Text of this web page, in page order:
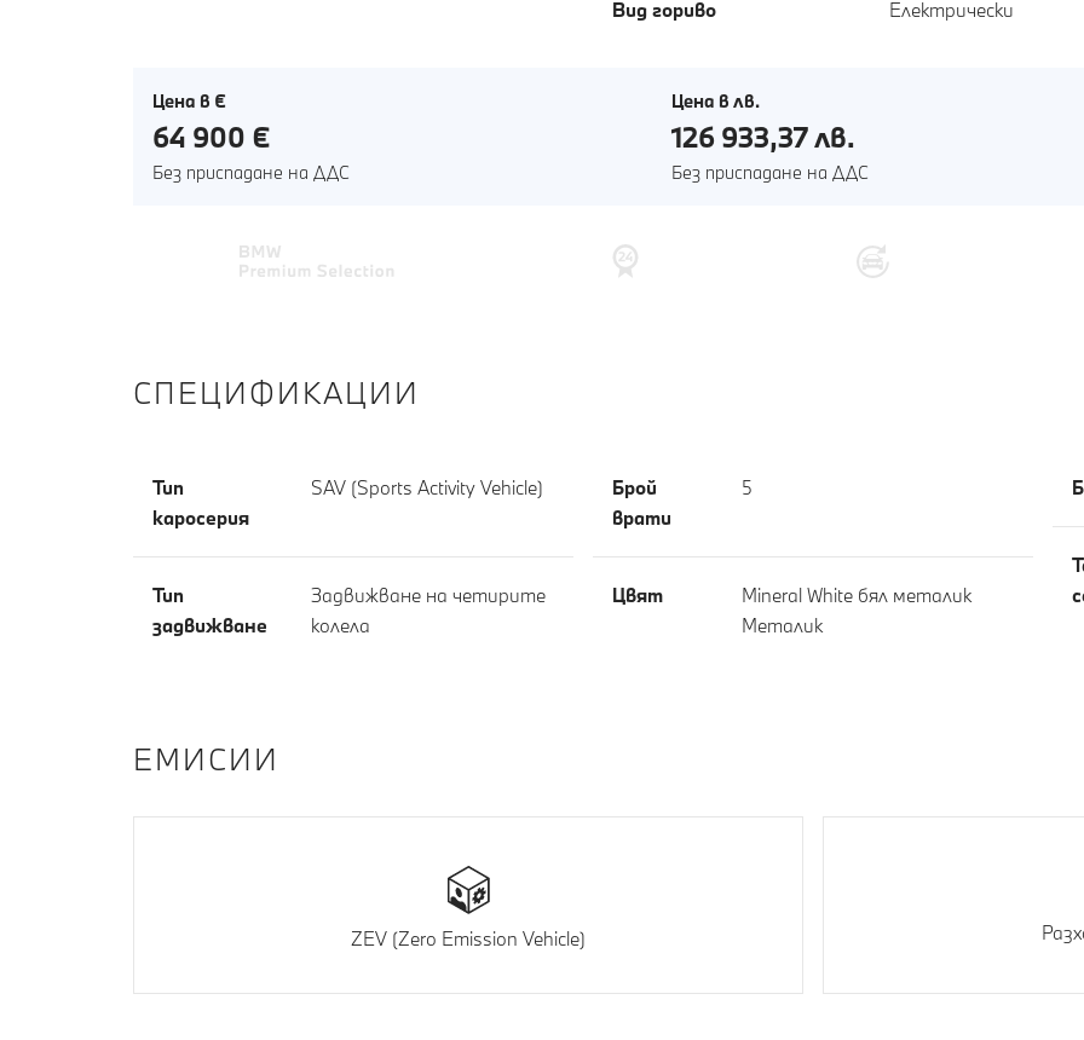
Вид гориво Електрически
Цена в €
64 900 €
Без приспадане на ДДС
Цена в лв.
126 933,37 лв.
Без приспадане на ДДС
СПЕЦИФИКАЦИИ
Тип
каросерия
SAV (Sports Activity Vehicle)
Тип
задвижване
Задвижване на четирите
колела
Брой
врати
5
Цвят
Mineral White бял металик
Meталик
EМИСИИ
ZEV (Zero Emission Vehicle)